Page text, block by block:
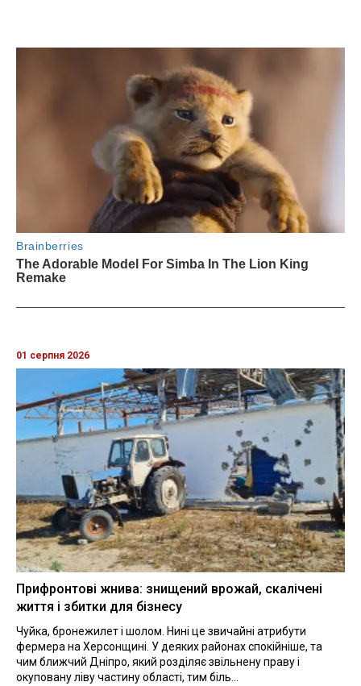
01 серпня 2026
Прифронтові жнива: знищений врожай, скалічені
життя і збитки для бізнесу
Чуйка, бронежилет і шолом. Нині це звичайні атрибути
фермера на Херсонщині. У деяких районах спокійніше, та
чим ближчий Дніпро, який розділяє звільнену праву і
окуповану ліву частину області, тим біль...